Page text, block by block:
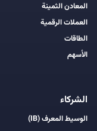
المعادن الثمينة
العملات الرقمية
الطاقات
الأسهم
الشركاء
الوسيط المعرف (IB)